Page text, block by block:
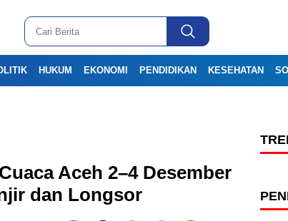
HUKUM EKONOMI PENDIDIKAN KESEHATAN
Aceh 2–4 Desember
dan Longsor